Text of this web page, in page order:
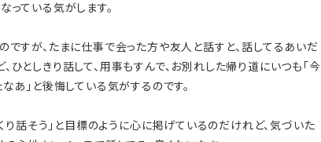
っている気がします。
すが、たまに仕事で会った方や友人と話すと、話してるあいだ
としきり話して、用事もすんで、お別れした帰り道にいつも「今
あ」と後悔している気がするのです。
り話そう」と目標のように心に掲げているのだけれど、気づいた